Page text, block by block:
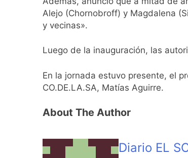
20 Horas
20 Horas
21 Horas
La
La
Alejo (Chornobroff) y Magdalena
y vecinas».
Luego de la inauguración, las
En la jornada estuvo presente, el
CO.DE.LA.SA, Matías Aguirre.
About The Author
Diario EL